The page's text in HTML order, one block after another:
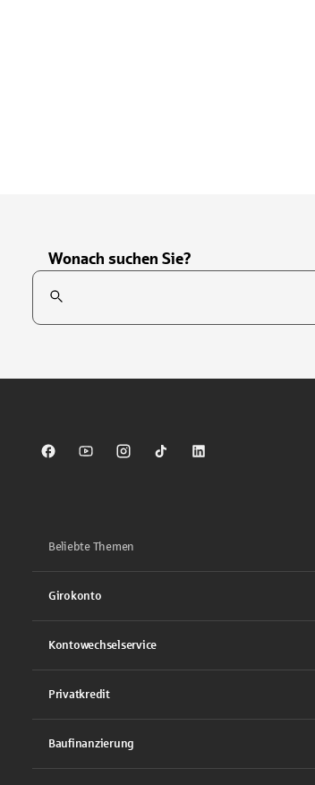
Wonach suchen Sie?
Suchfeld
Sparkasse auf Facebook
Sparkasse auf Youtube
Sparkasse auf Instagram
Sparkasse auf TikTok
Sparkasse auf LinkedIn
Beliebte Themen
Girokonto
Kontowechselservice
Privatkredit
Baufinanzierung